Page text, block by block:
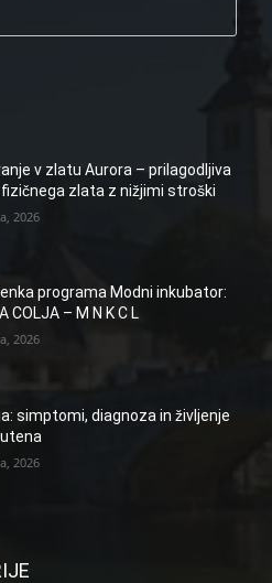
v zlatu Aurora – prilagodljiva
zlata z nižjimi stroški
2026
programa Modni inkubator:
COLJA – M N K C L
2026
simptomi, diagnoza in življenje
2026